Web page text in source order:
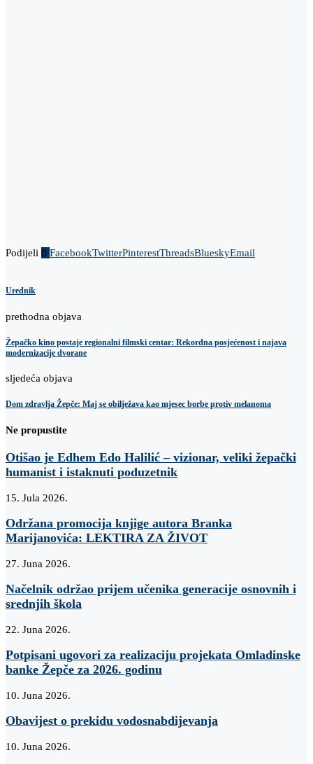
Podijeli 0 FacebookTwitterPinterestThreadsBlueskyEmail
Urednik
prethodna objava
Žepačko kino postaje regionalni filmski centar: Rekordna posjećenost i najava
modernizacije dvorane
sljedeća objava
Dom zdravlja Žepče: Maj se obilježava kao mjesec borbe protiv melanoma
Ne propustite
Otišao je Edhem Edo Halilić – vizionar, veliki žepački
humanist i istaknuti poduzetnik
15. Jula 2026.
Održana promocija knjige autora Branka
Marijanovića: LEKTIRA ZA ŽIVOT
27. Juna 2026.
Načelnik održao prijem učenika generacije osnovnih i
srednjih škola
22. Juna 2026.
Potpisani ugovori za realizaciju projekata Omladinske
banke Žepče za 2026. godinu
10. Juna 2026.
Obavijest o prekidu vodosnabdijevanja
10. Juna 2026.